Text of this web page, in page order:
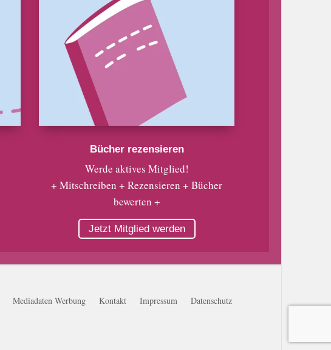
Bücher rezensieren
Werde aktives Mitglied!
+ Mitschreiben + Rezensieren + Bücher
bewerten +
Jetzt Mitglied werden
Mediadaten Werbung Kontakt Impressum Datenschutz